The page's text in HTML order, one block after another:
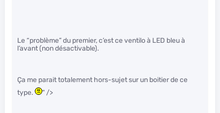
Le “problème” du premier, c’est ce ventilo à LED bleu à
l’avant (non désactivable).
Ça me parait totalement hors-sujet sur un boitier de ce
type.
" />